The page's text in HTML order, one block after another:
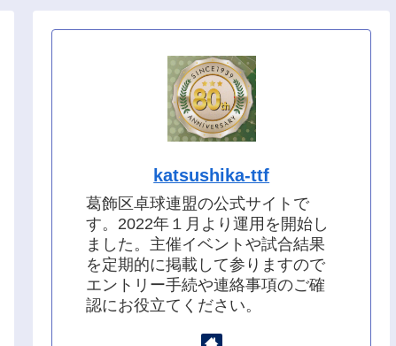
katsushika-ttf
葛飾区卓球連盟の公式サイトで
す。2022年１月より運用を開始し
ました。主催イベントや試合結果
を定期的に掲載して参りますので
エントリー手続や連絡事項のご確
認にお役立てください。